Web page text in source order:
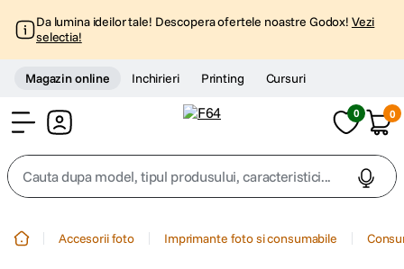
Da lumina ideilor tale! Descopera ofertele noastre Godox! Vezi
selectia!
Magazin online Inchirieri Printing Cursuri
0 0
Cauta dupa model, tipul produsului, caracteristici...
Accesorii foto Imprimante foto si consumabile